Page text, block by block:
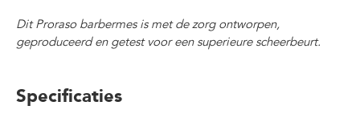
Dit Proraso barbermes is met de zorg ontworpen,
geproduceerd en getest voor een superieure scheerbeurt.
Specificaties